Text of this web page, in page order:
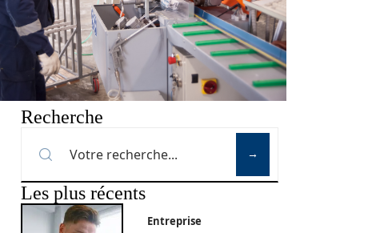
Recherche
Les plus récents
Entreprise